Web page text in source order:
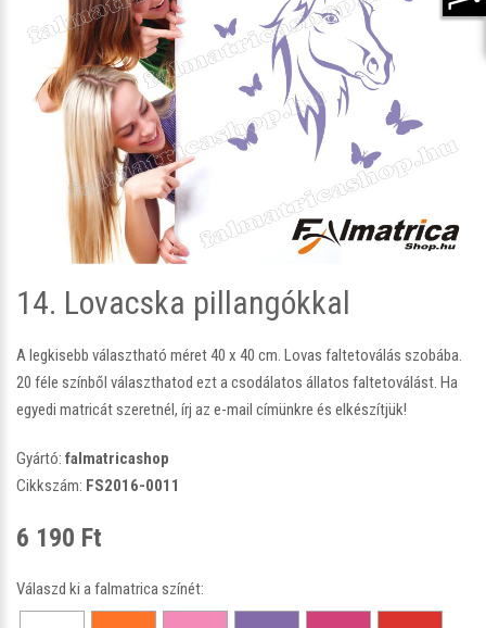
14. Lovacska pillangókkal
A legkisebb választható méret 40 x 40 cm. Lovas faltetoválás szobába.
20 féle színből választhatod ezt a csodálatos állatos faltetoválást. Ha
egyedi matricát szeretnél, írj az e-mail címünkre és elkészítjük!
Gyártó: falmatricashop
Cikkszám: FS2016-0011
6 190 Ft
Válaszd ki a falmatrica színét: